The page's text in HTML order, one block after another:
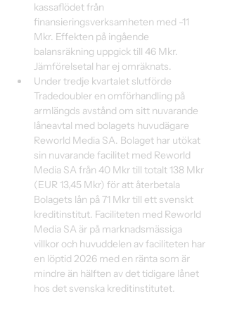
kassaflödet från
finansieringsverksamheten med -11
Mkr. Effekten på ingående
balansräkning uppgick till 46 Mkr.
Jämförelsetal har ej omräknats.
Under tredje kvartalet slutförde
Tradedoubler en omförhandling på
armlängds avstånd om sitt nuvarande
låneavtal med bolagets huvudägare
Reworld Media SA. Bolaget har utökat
sin nuvarande facilitet med Reworld
Media SA från 40 Mkr till totalt 138 Mkr
(EUR 13,45 Mkr) för att återbetala
Bolagets lån på 71 Mkr till ett svenskt
kreditinstitut. Faciliteten med Reworld
Media SA är på marknadsmässiga
villkor och huvuddelen av faciliteten har
en löptid 2026 med en ränta som är
mindre än hälften av det tidigare lånet
hos det svenska kreditinstitutet.